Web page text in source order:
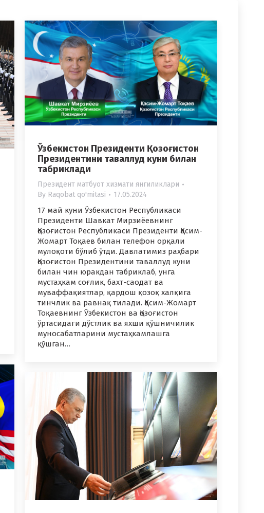
Ўзбекистон Президенти Қозоғистон
Президентини таваллуд куни билан
табриклади
Президент матбуот хизмати янгиликлари
By Raqobat qo'mitasi 17.05.2024
17 май куни Ўзбекистон Республикаси
Президенти Шавкат Мирзиёевнинг
Қозоғистон Республикаси Президенти Қасим-
Жомарт Тоқаев билан телефон орқали
мулоқоти бўлиб ўтди. Давлатимиз раҳбари
Қозоғистон Президентини таваллуд куни
билан чин юракдан табриклаб, унга
мустаҳкам соғлик, бахт-саодат ва
муваффақиятлар, қардош қозоқ халқига
тинчлик ва равнақ тилади. Қасим-Жомарт
Тоқаевнинг Ўзбекистон ва Қозоғистон
ўртасидаги дўстлик ва яхши қўшничилик
муносабатларини мустаҳкамлашга
қўшган…